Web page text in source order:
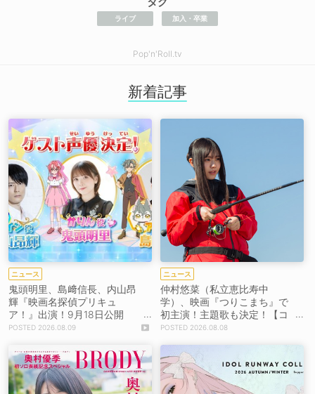
ライブ 加入・卒業
Pop'n'Roll.tv
新着記事
ニュース
鬼頭明里、島﨑信長、内山昂
輝『映画名探偵プリキュ
ア！』出演！9月18日公開
【コメントあり】
2026.08.09
ニュース
仲村悠菜（私立恵比寿中
学）、映画『つりこまち』で
初主演！主題歌も決定！【コ
メントあり】
2026.08.08